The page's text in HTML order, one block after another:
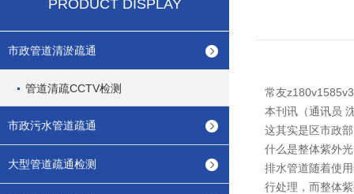
PRODUCT DISPLAY
市政管道清淤疏通
管道清疏CCTV检测
市政污水管道疏通
大型管道疏通检测
常友
本刊讯（通讯员
这其实是区市政
什么是整体紫外
排水管道随着使
行处理，而整体